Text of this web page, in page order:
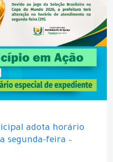
adota horário
segunda-feira –